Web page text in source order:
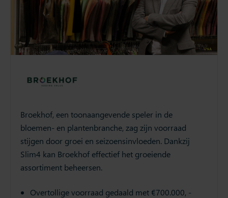
Broekhof, een toonaangevende speler in de
bloemen- en plantenbranche, zag zijn voorraad
stijgen door groei en seizoensinvloeden. Dankzij
Slim4 kan Broekhof effectief het groeiende
assortiment beheersen.
Overtollige voorraad gedaald met €700.000, -